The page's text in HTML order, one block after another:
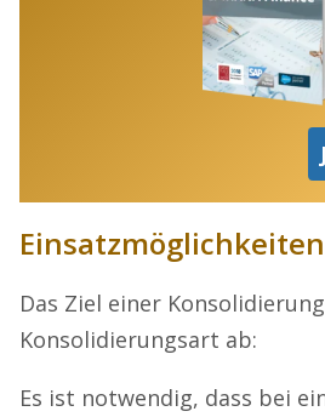
Einsatzmöglichkeiten
Das Ziel einer
Konsolidierungsart ab:
Es ist notwendig, dass bei